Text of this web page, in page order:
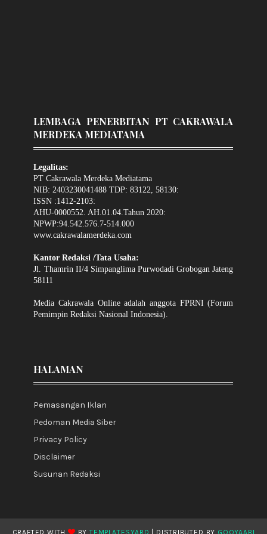
LEMBAGA PENERBITAN PT CAKRAWALA
MERDEKA MEDIATAMA
Legalitas:
PT Cakrawala Merdeka Mediatama
NIB: 2403230041488 TDP: 83122, 58130:
ISSN :1412-2103:
AHU-0000552. AH.01.04.Tahun 2020:
NPWP:94.542.576.7-514.000
www.cakrawalamerdeka.com
Kantor Redaksi /Tata Usaha:
Jl. Thamrin II/4 Simpanglima Purwodadi Grobogan Jateng
58111
Media Cakrawala Online adalah anggota FPRNI (Forum
Pemimpin Redaksi Nasional Indonesia).
HALAMAN
Pemasangan Iklan
Pedoman Media Siber
Privacy Policy
Disclaimer
Susunan Redaksi